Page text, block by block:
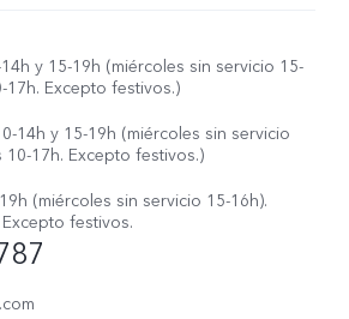
de vivo
y 15-19h (miércoles sin servicio 15-
17h. Excepto festivos.)
14h y 15-19h (miércoles sin servicio
10-17h. Excepto festivos.)
(miércoles sin servicio 15-16h).
festivos.